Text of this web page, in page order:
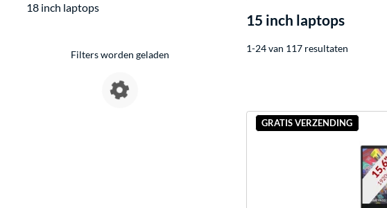
18 inch laptops
Filters worden geladen
15 inch laptops
1-24 van 117 resultaten
GRATIS VERZENDING